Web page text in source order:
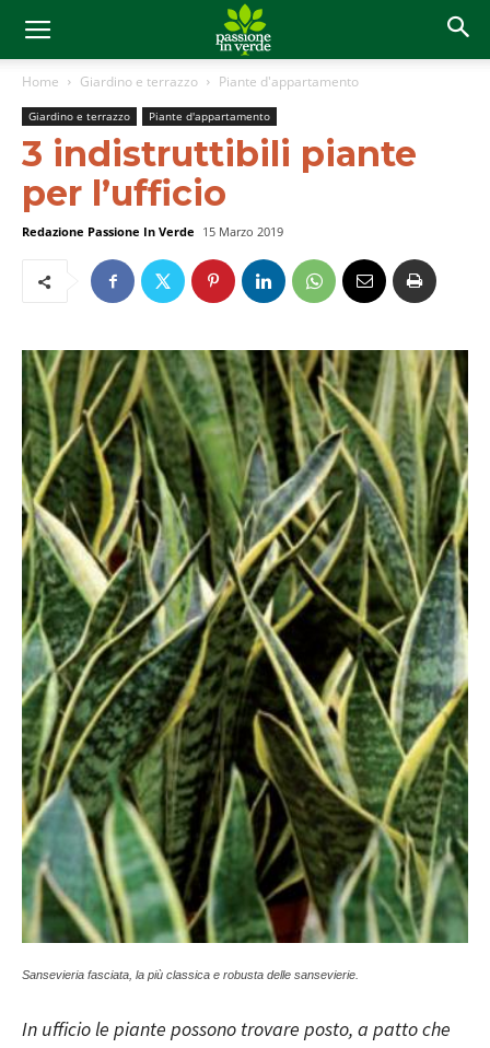
Home Giardino e terrazzo Piante d'appartamento
Giardino e terrazzo Piante d'appartamento
3 indistruttibili piante
per l’ufficio
Redazione Passione In Verde 15 Marzo 2019
Sansevieria fasciata, la più classica e robusta delle sansevierie.
In ufficio le piante possono trovare posto, a patto che